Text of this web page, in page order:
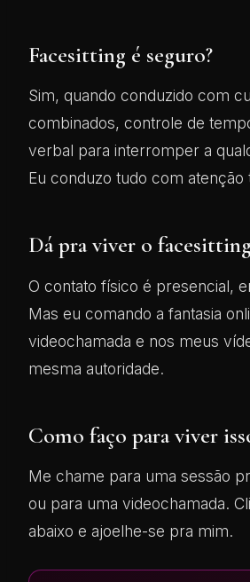
Facesitting é seguro?
Sim, quando conduzido com
combinados, controle de
verbal para interromper a
Eu conduzo tudo com atenção
Dá pra viver o
O contato físico é presencial,
Mas eu comando a fantasia
videochamada e nos meus
mesma autoridade.
Como faço para viver
Me chame para uma sessão
ou para uma videochamada.
abaixo e ajoelhe-se pra mim.